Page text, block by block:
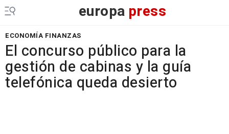
europa press
ECONOMÍA FINANZAS
El concurso público para la
gestión de cabinas y la guía
telefónica queda desierto